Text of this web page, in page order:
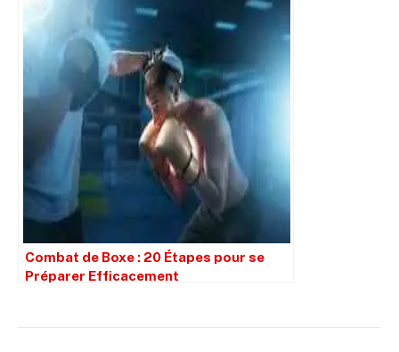
Combat de Boxe : 20 Étapes pour se
Préparer Efficacement